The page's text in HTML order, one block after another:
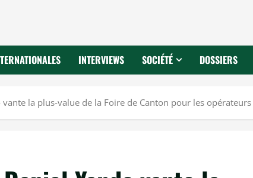
INTERVIEWS SOCIÉTÉ DOSSIERS
la plus-value de la Foire de Canton pour les